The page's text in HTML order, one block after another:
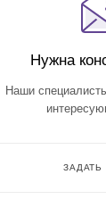
Нужна
Наши